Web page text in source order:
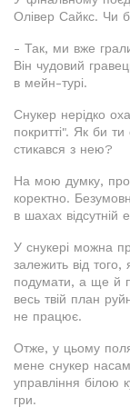
Олівер Сайкс. Чи
- Так, ми вже
Він чудовий
в мейн-турі.
Снукер нерідко
покритті". Як би
стикався з нею?
На мою думку,
коректно.
в шахах відсутній
У снукері можна
залежить від
подумати, а ще й
весь твій план
не працює.
Отже, у цьому
мене снукер
управління білою
гри.